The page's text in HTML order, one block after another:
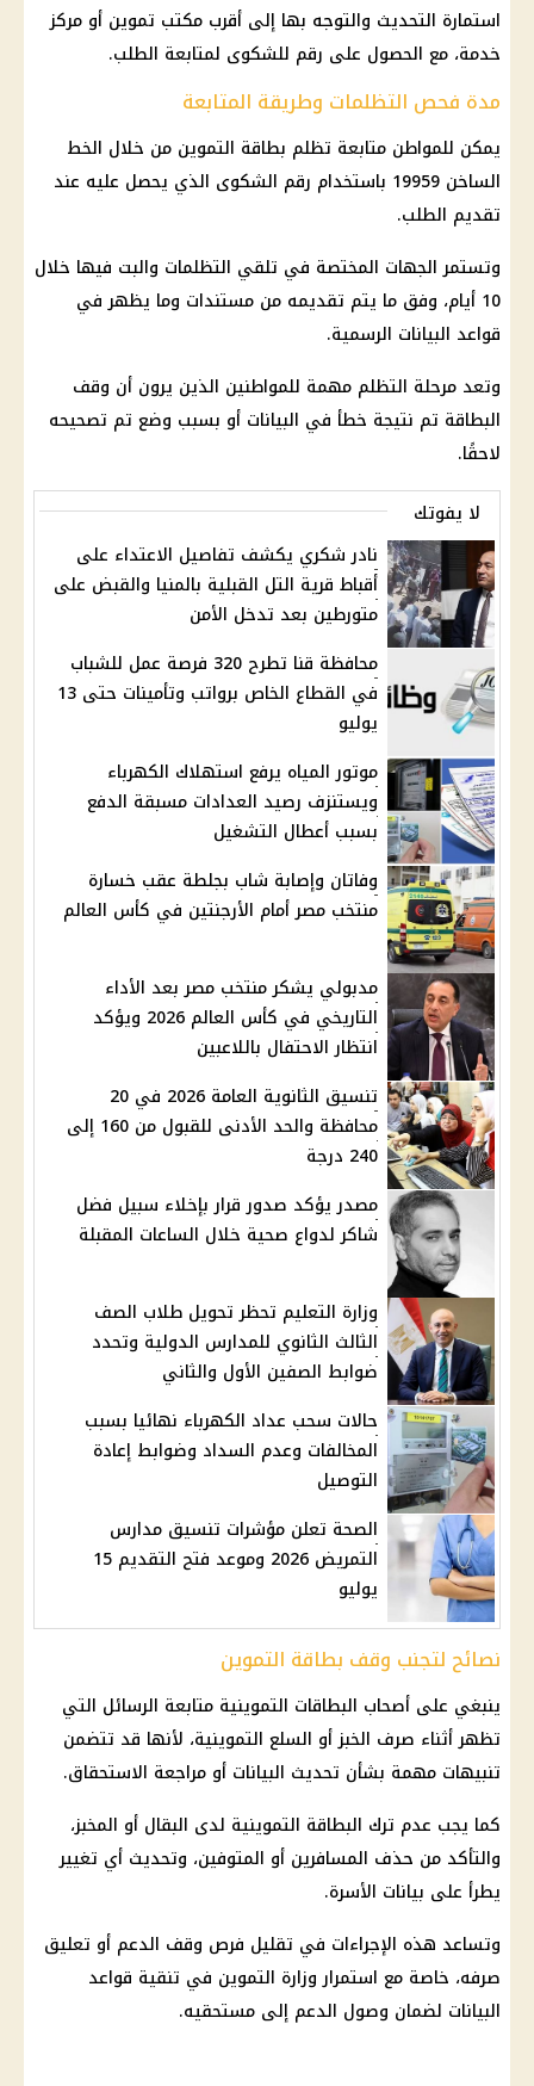
استمارة التحديث والتوجه بها إلى أقرب مكتب تموين أو مركز
خدمة، مع الحصول على رقم للشكوى لمتابعة الطلب.
مدة فحص التظلمات وطريقة المتابعة
يمكن للمواطن متابعة تظلم بطاقة التموين من خلال الخط
الساخن 19959 باستخدام رقم الشكوى الذي يحصل عليه عند
تقديم الطلب.
وتستمر الجهات المختصة في تلقي التظلمات والبت فيها خلال
10 أيام، وفق ما يتم تقديمه من مستندات وما يظهر في
قواعد البيانات الرسمية.
وتعد مرحلة التظلم مهمة للمواطنين الذين يرون أن وقف
البطاقة تم نتيجة خطأ في البيانات أو بسبب وضع تم تصحيحه
لاحقًا.
لا يفوتك
نادر شكري يكشف تفاصيل الاعتداء على
أقباط قرية التل القبلية بالمنيا والقبض على
متورطين بعد تدخل الأمن
محافظة قنا تطرح 320 فرصة عمل للشباب
في القطاع الخاص برواتب وتأمينات حتى 13
يوليو
موتور المياه يرفع استهلاك الكهرباء
ويستنزف رصيد العدادات مسبقة الدفع
بسبب أعطال التشغيل
وفاتان وإصابة شاب بجلطة عقب خسارة
منتخب مصر أمام الأرجنتين في كأس العالم
مدبولي يشكر منتخب مصر بعد الأداء
التاريخي في كأس العالم 2026 ويؤكد
انتظار الاحتفال باللاعبين
تنسيق الثانوية العامة 2026 في 20
محافظة والحد الأدنى للقبول من 160 إلى
240 درجة
مصدر يؤكد صدور قرار بإخلاء سبيل فضل
شاكر لدواع صحية خلال الساعات المقبلة
وزارة التعليم تحظر تحويل طلاب الصف
الثالث الثانوي للمدارس الدولية وتحدد
ضوابط الصفين الأول والثاني
حالات سحب عداد الكهرباء نهائيا بسبب
المخالفات وعدم السداد وضوابط إعادة
التوصيل
الصحة تعلن مؤشرات تنسيق مدارس
التمريض 2026 وموعد فتح التقديم 15
يوليو
نصائح لتجنب وقف بطاقة التموين
ينبغي على أصحاب البطاقات التموينية متابعة الرسائل التي
تظهر أثناء صرف الخبز أو السلع التموينية، لأنها قد تتضمن
تنبيهات مهمة بشأن تحديث البيانات أو مراجعة الاستحقاق.
كما يجب عدم ترك البطاقة التموينية لدى البقال أو المخبز،
والتأكد من حذف المسافرين أو المتوفين، وتحديث أي تغيير
يطرأ على بيانات الأسرة.
وتساعد هذه الإجراءات في تقليل فرص وقف الدعم أو تعليق
صرفه، خاصة مع استمراروزارة التموين في تنقية قواعد
البيانات لضمان وصول الدعم إلى مستحقيه.